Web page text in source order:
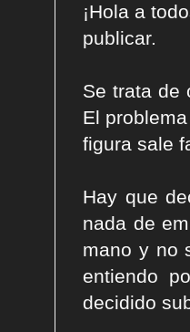
¡Hola a
publicar.
Se trata de
El
figura sale
Hay que
nada de
mano y no
entiendo
decidido